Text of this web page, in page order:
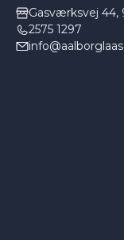
Gasværksvej 44,
2575 1297